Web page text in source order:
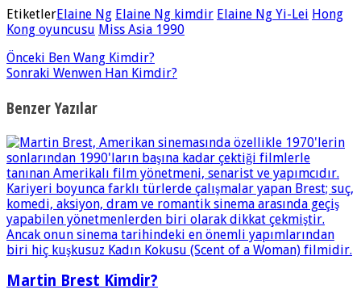
EtiketlerElaine Ng Elaine Ng kimdir Elaine Ng Yi-Lei Hong
Kong oyuncusu Miss Asia 1990
Önceki Ben Wang Kimdir?
Sonraki Wenwen Han Kimdir?
Benzer Yazılar
Martin Brest Kimdir?